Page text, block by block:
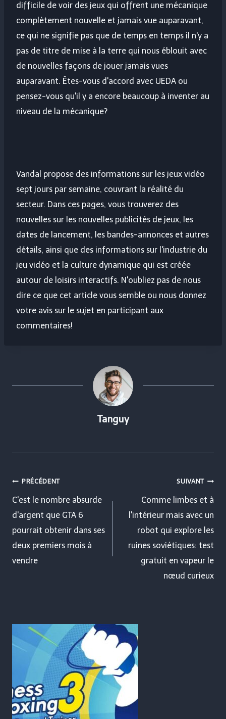
difficile de voir des jeux qui offrent une mécanique
complètement nouvelle et jamais vue auparavant,
ce qui ne signifie pas que de temps en temps il n'y a
pas de titre de mise à la terre qui nous éblouit avec
de nouvelles façons de jouer jamais vues
auparavant. Êtes-vous d'accord avec UEDA ou
pensez-vous qu'il y a encore beaucoup à inventer au
niveau de la mécanique?
Vandal propose des informations sur les jeux vidéo
sept jours par semaine, couvrant la réalité du
secteur. Dans ces pages, vous trouverez des
nouvelles sur les nouvelles publicités de jeux, les
dates de lancement, les bandes-annonces et autres
détails, ainsi que des informations sur l'industrie du
jeu vidéo et la culture dynamique qui est créée
autour de loisirs interactifs. N'oubliez pas de nous
dire ce que cet article vous semble ou nous donnez
votre avis sur le sujet en participant aux
commentaires!
Tanguy
Navigation
de
l’article
PRÉCÉDENT
C'est le nombre absurde
d'argent que GTA 6
pourrait obtenir dans ses
deux premiers mois à
vendre
SUIVANT
Comme limbes et à
l'intérieur mais avec un
robot qui explore les
ruines soviétiques: test
gratuit en vapeur le
nœud curieux